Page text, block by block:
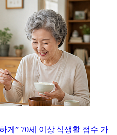
게” 70세 이상 식생활 점수 가